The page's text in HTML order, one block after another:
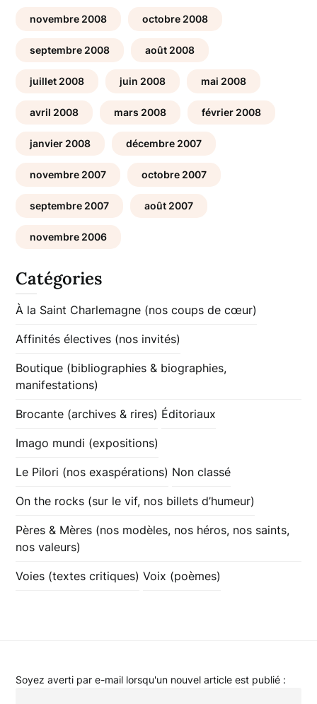
novembre 2008 octobre 2008
septembre 2008 août 2008
juillet 2008 juin 2008 mai 2008
avril 2008 mars 2008 février 2008
janvier 2008 décembre 2007
novembre 2007 octobre 2007
septembre 2007 août 2007
novembre 2006
Catégories
À la Saint Charlemagne (nos coups de cœur)
Affinités électives (nos invités)
Boutique (bibliographies & biographies,
manifestations)
Brocante (archives & rires) Éditoriaux
Imago mundi (expositions)
Le Pilori (nos exaspérations) Non classé
On the rocks (sur le vif, nos billets d’humeur)
Pères & Mères (nos modèles, nos héros, nos saints,
nos valeurs)
Voies (textes critiques) Voix (poèmes)
Soyez averti par e-mail lorsqu'un nouvel article est publié :